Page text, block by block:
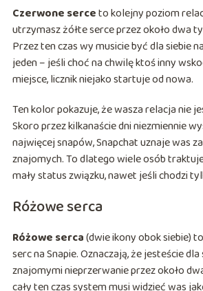
Czerwone serceto kolejny poziom
utrzymasz żółte serce przez około dwa
Przez ten czas wy musicie być dla siebie
jeden – jeśli choć na chwilę ktoś inny
miejsce, licznik niejako startuje od nowa.
Ten kolor pokazuje, że wasza relacja nie
Skoro przez kilkanaście dni niezmiennie
najwięcej snapów, Snapchat uznaje was
znajomych. To dlatego wiele osób
mały status związku, nawet jeśli chodzi
Różowe serca
Różowe serca(dwie ikony obok siebie)
serc na Snapie. Oznaczają, że jesteście
znajomymi nieprzerwanie przez około
cały ten czas system musi widzieć was